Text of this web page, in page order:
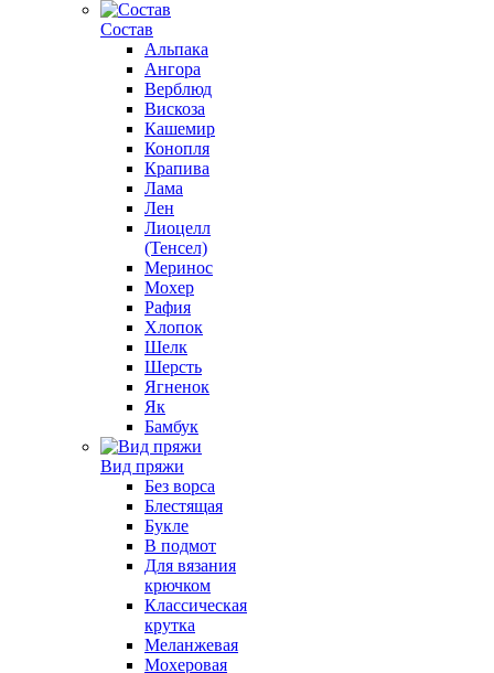
Состав
Альпака
Ангора
Верблюд
Вискоза
Кашемир
Конопля
Крапива
Лама
Лен
Лиоцелл
(Тенсел)
Меринос
Мохер
Рафия
Хлопок
Шелк
Шерсть
Ягненок
Як
Бамбук
Вид пряжи
Без ворса
Блестящая
Букле
В подмот
Для вязания
крючком
Классическая
крутка
Меланжевая
Мохеровая